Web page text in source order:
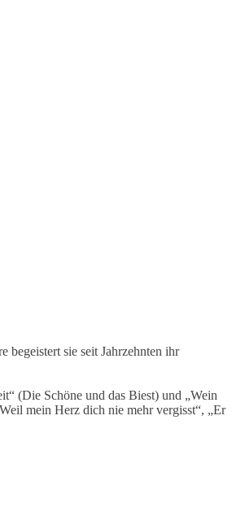
sie seit Jahrzehnten ihr
(Die Schöne und das Biest) und „Wein
mein Herz dich nie mehr vergisst“, „Er